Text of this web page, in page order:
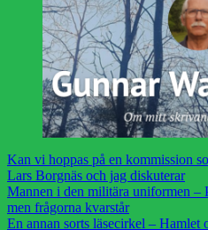
Kan vi hoppas på en kommission
Lars Borgnäs och jag diskuterar
Mannen i den militära uniformen –
men frågorna kvarstår
En annan sorts läsecirkel – Hamlet